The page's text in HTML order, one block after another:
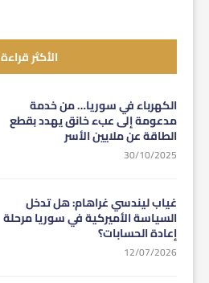
الأكثر قراءة
الكهرباء في سوريا… من خدمة
مدعومة إلى عبء خانق يهدد بقطع
الطاقة عن ملايين الأسر
30/10/2025
غياب ليندسي غراهام: هل تدخل
السياسة الأميركية في سوريا مرحلة
إعادة الحسابات؟
12/07/2026